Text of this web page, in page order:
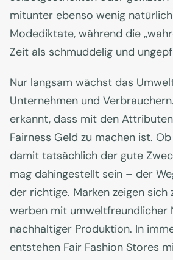
mitunter ebenso wenig
Modediktate, während die
Zeit als schmuddelig und
Nur langsam wächst das
Unternehmen und
erkannt, dass mit den
Fairness Geld zu machen ist.
damit tatsächlich der gute
mag dahingestellt sein – der
der richtige. Marken zeigen sich
werben mit umweltfreundlicher
nachhaltiger Produktion. In
entstehen Fair Fashion Stores